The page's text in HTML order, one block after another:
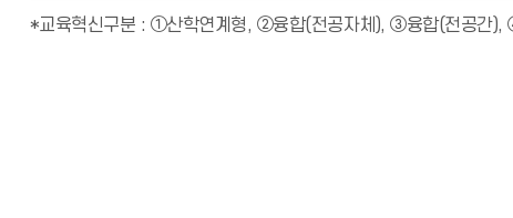
*교육혁신구분 : ①산학연계형, ②융합(전공자체), ③융합(전공간